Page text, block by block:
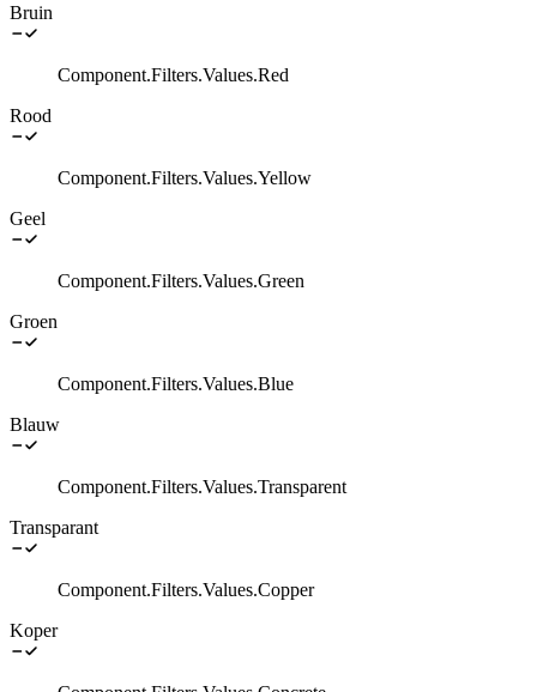
Bruin
Component.Filters.Values.Red
Rood
Component.Filters.Values.Yellow
Geel
Component.Filters.Values.Green
Groen
Component.Filters.Values.Blue
Blauw
Component.Filters.Values.Transparent
Transparant
Component.Filters.Values.Copper
Koper